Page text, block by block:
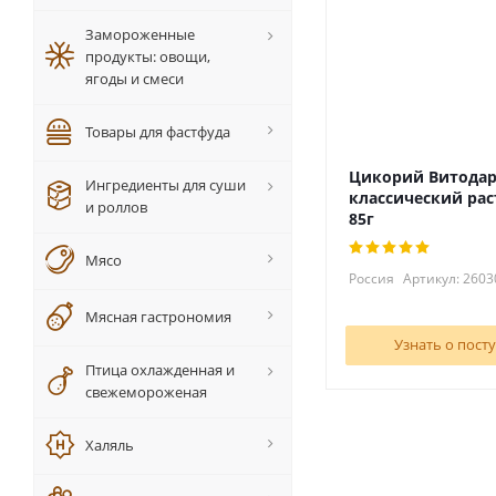
Цикорий Витодар
классический
85г
Россия Артикул:
Узнать о
Замороженные
продукты: овощи,
ягоды и смеси
Товары для фастфуда
Ингредиенты для суши
и роллов
Мясо
Мясная гастрономия
Птица охлажденная и
свежемороженая
Халяль